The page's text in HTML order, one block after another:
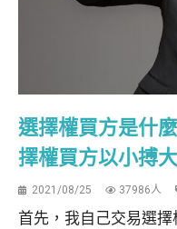
選擇權買方是什
擇權買方以小搏
2021/08/25 37986人
首先，我自己交易選